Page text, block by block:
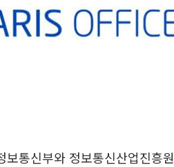
통신부와 정보통신산업진흥